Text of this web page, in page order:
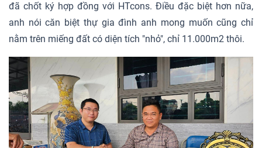
đã chốt ký hợp đồng với HTcons. Điều đặc biệt hơn nữa,
anh nói căn biệt thự gia đình anh mong muốn cũng chỉ
nằm trên miếng đất có diện tích "nhỏ", chỉ 11.000m2 thôi.